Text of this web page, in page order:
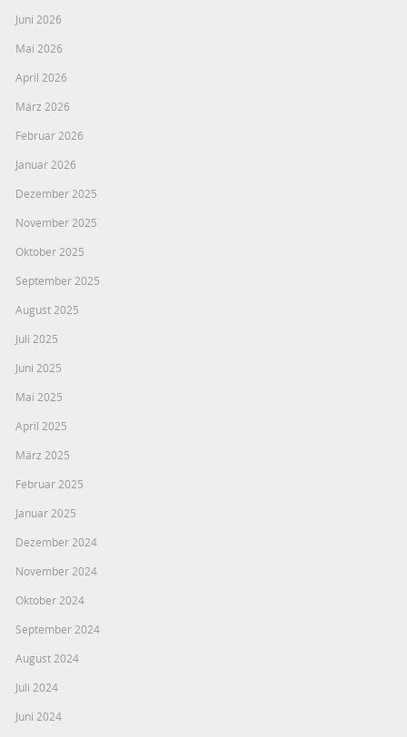
Juni 2026
Mai 2026
April 2026
März 2026
Februar 2026
Januar 2026
Dezember 2025
November 2025
Oktober 2025
September 2025
August 2025
Juli 2025
Juni 2025
Mai 2025
April 2025
März 2025
Februar 2025
Januar 2025
Dezember 2024
November 2024
Oktober 2024
September 2024
August 2024
Juli 2024
Juni 2024